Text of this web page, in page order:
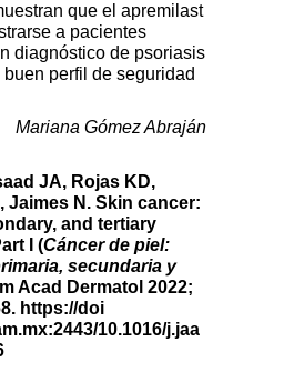
que el apremilast
a pacientes
diagnóstico de psoriasis
perfil de seguridad
Mariana Gómez Abraján
JA, Rojas KD,
Jaimes N. Skin cancer:
and tertiary
I (Cáncer de piel:
secundaria y
Acad Dermatol 2022;
https://doi
10.1016/j.jaa